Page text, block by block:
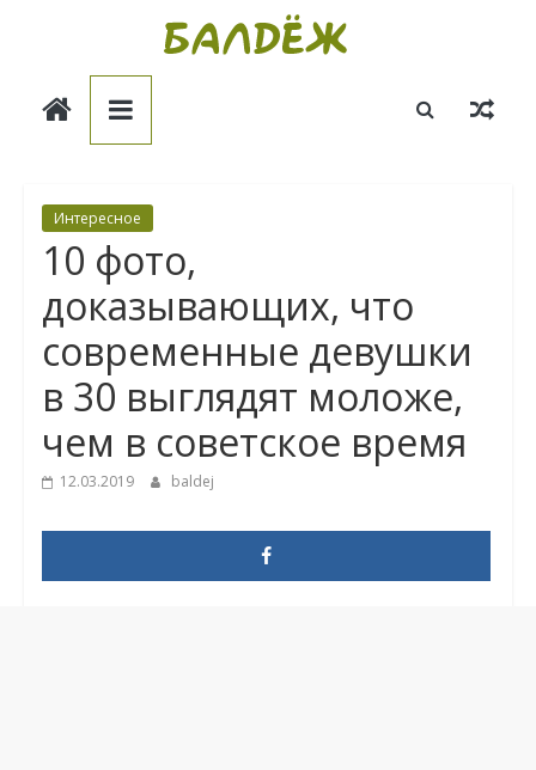
Балдёж
Интересное
10 фото,
доказывающих, что
современные девушки
в 30 выглядят моложе,
чем в советское время
12.03.2019 baldej